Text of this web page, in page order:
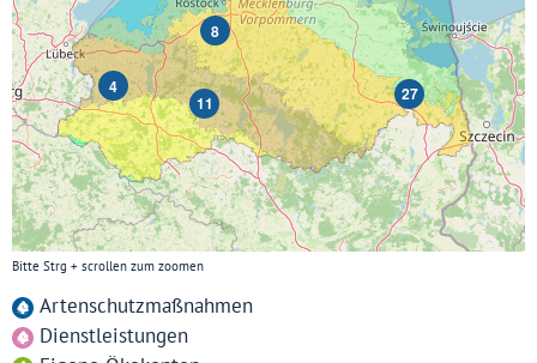
8
4
11 27
Bitte Strg + scrollen zum zoomen
Artenschutzmaßnahmen
Dienstleistungen